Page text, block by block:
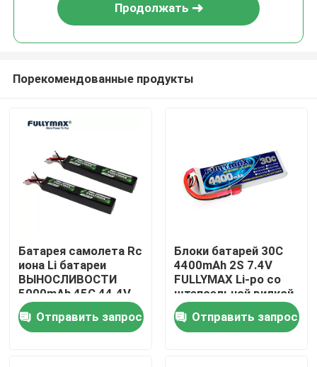
Главная страница
Продукция
О Компании
Наша фабрика
Продолжать
Порекомендованные продукты
Батарея самолета Rc
иона Li батареи
ВЫНОСЛИВОСТИ
5000mAh 45C 44.4V
12S LiPo
Отправить запрос
Блоки батарей 30C
4400mAh 2S 7.4V
FULLYMAX Li-po со
штепсельной вилкой
t для самолета Heli
тележки шлюпки
автомобиля RC
Отправить запрос